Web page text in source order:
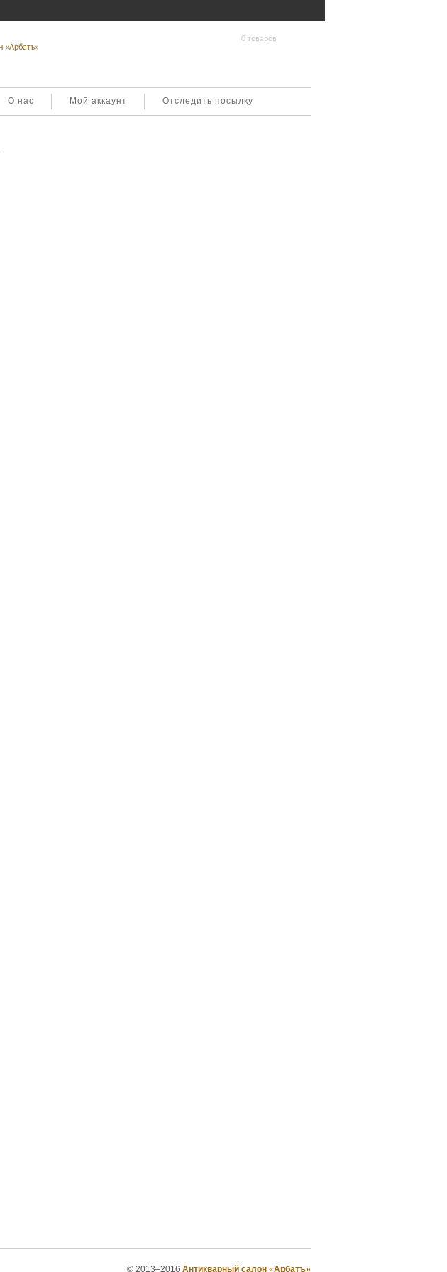
0 товаров
О нас Мой аккаунт Отследить посылку
© 2013–2016 Антикварный салон «Арбатъ»